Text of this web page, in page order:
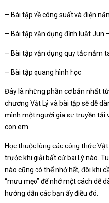
– Bài tập về công suất và điện
– Bài tập vận dụng định luật Jun
– Bài tập vận dụng quy tắc nắm
– Bài tập quang hình học
Đây là những phần cơ bản nhất
chương Vật Lý và bài tập sẽ dễ
mình một người gia sư truyền tải
con em.
Học thuộc lòng các công thức
trước khi giải bất cứ bài Lý nào.
nào cũng có thể nhớ hết, đôi khi
“mưu mẹo” để nhớ một cách dễ
hướng dẫn các bạn ấy điều đó.